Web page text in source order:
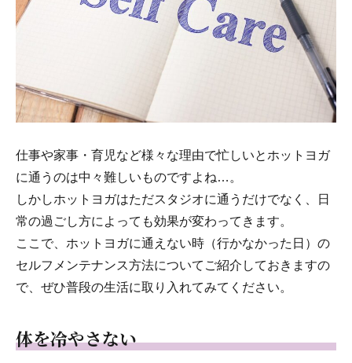
仕事や家事・育児など様々な理由で忙しいとホットヨガ
に通うのは中々難しいものですよね…。
しかしホットヨガはただスタジオに通うだけでなく、日
常の過ごし方によっても効果が変わってきます。
ここで、ホットヨガに通えない時（行かなかった日）の
セルフメンテナンス方法についてご紹介しておきますの
で、ぜひ普段の生活に取り入れてみてください。
体を冷やさない